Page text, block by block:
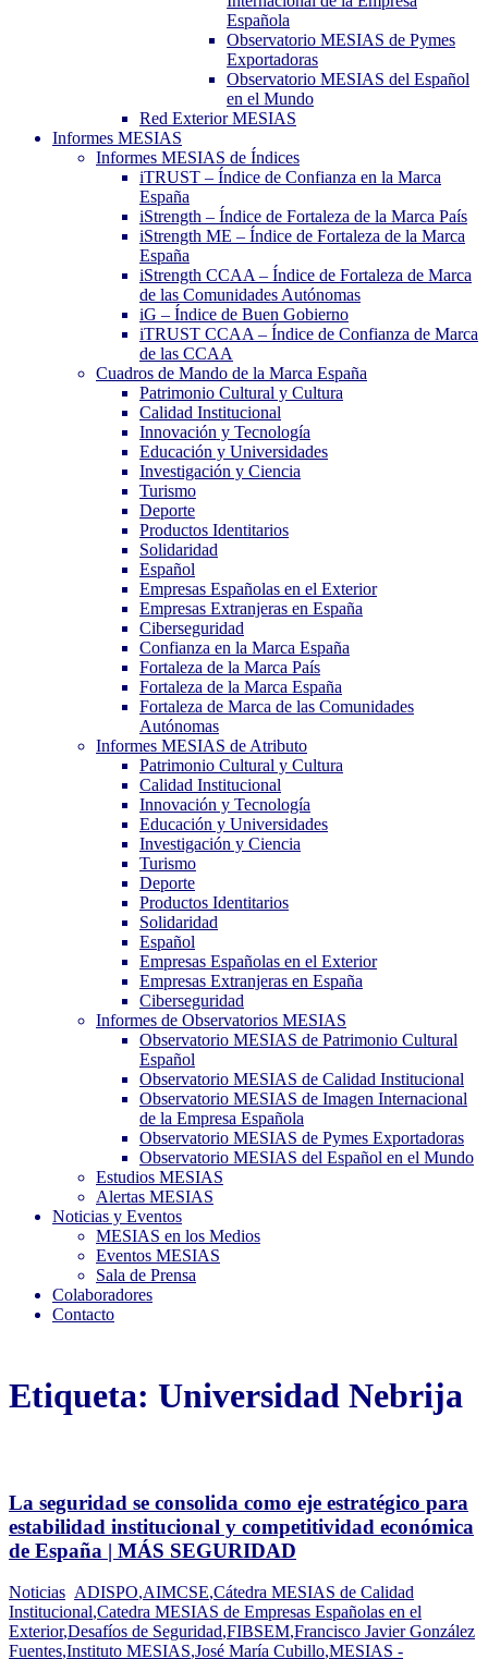
Española
Observatorio MESIAS de Pymes
Exportadoras
Observatorio MESIAS del Español
en el Mundo
Red Exterior MESIAS
Informes MESIAS
Informes MESIAS de Índices
iTRUST – Índice de Confianza en la Marca
España
iStrength – Índice de Fortaleza de la Marca País
iStrength ME – Índice de Fortaleza de la Marca
España
iStrength CCAA – Índice de Fortaleza de Marca
de las Comunidades Autónomas
iG – Índice de Buen Gobierno
iTRUST CCAA – Índice de Confianza de Marca
de las CCAA
Cuadros de Mando de la Marca España
Patrimonio Cultural y Cultura
Calidad Institucional
Innovación y Tecnología
Educación y Universidades
Investigación y Ciencia
Turismo
Deporte
Productos Identitarios
Solidaridad
Español
Empresas Españolas en el Exterior
Empresas Extranjeras en España
Ciberseguridad
Confianza en la Marca España
Fortaleza de la Marca País
Fortaleza de la Marca España
Fortaleza de Marca de las Comunidades
Autónomas
Informes MESIAS de Atributo
Patrimonio Cultural y Cultura
Calidad Institucional
Innovación y Tecnología
Educación y Universidades
Investigación y Ciencia
Turismo
Deporte
Productos Identitarios
Solidaridad
Español
Empresas Españolas en el Exterior
Empresas Extranjeras en España
Ciberseguridad
Informes de Observatorios MESIAS
Observatorio MESIAS de Patrimonio Cultural
Español
Observatorio MESIAS de Calidad Institucional
Observatorio MESIAS de Imagen Internacional
de la Empresa Española
Observatorio MESIAS de Pymes Exportadoras
Observatorio MESIAS del Español en el Mundo
Estudios MESIAS
Alertas MESIAS
Noticias y Eventos
MESIAS en los Medios
Eventos MESIAS
Sala de Prensa
Colaboradores
Contacto
Etiqueta: Universidad Nebrija
La seguridad se consolida como eje estratégico para
estabilidad institucional y competitividad económica
de España | MÁS SEGURIDAD
Noticias ADISPO,AIMCSE,Cátedra MESIAS de Calidad
Institucional,Catedra MESIAS de Empresas Españolas en el
Exterior,Desafíos de Seguridad,FIBSEM,Francisco Javier González
Fuentes,Instituto MESIAS,José María Cubillo,MESIAS -